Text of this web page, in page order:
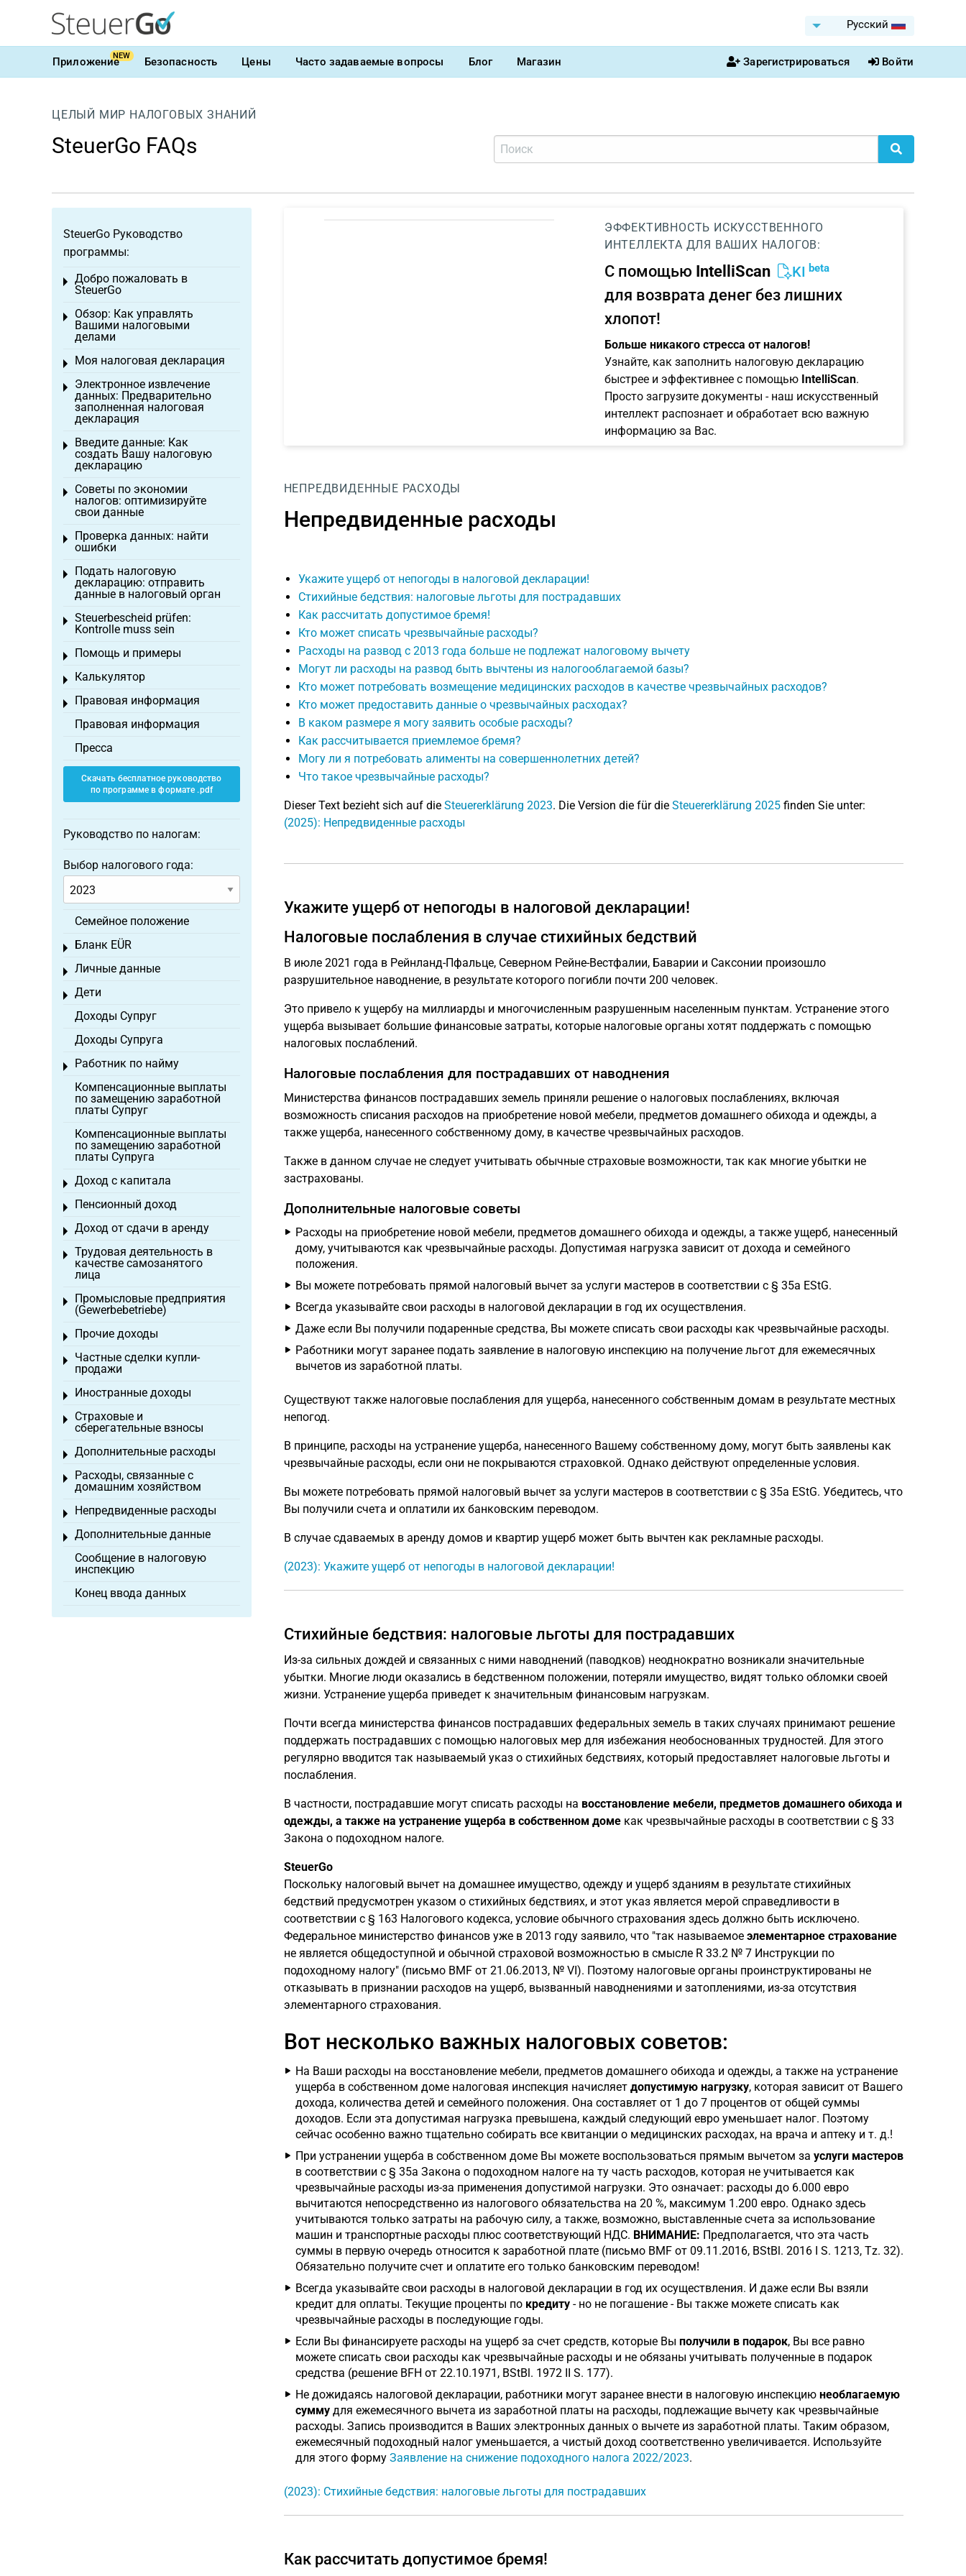
Pусский
ПриложениеNEW Безопасность Цены Часто задаваемые вопросы Блог Магазин Зарегистрироваться Войти
ЦЕЛЫЙ МИР НАЛОГОВЫХ ЗНАНИЙ
SteuerGo FAQs
ЭФФЕКТИВНОСТЬ ИСКУССТВЕННОГО
ИНТЕЛЛЕКТА ДЛЯ ВАШИХ НАЛОГОВ:
С помощью IntelliScan KI beta
для возврата денег без лишних
хлопот!
Больше никакого стресса от налогов!
Узнайте, как заполнить налоговую декларацию
быстрее и эффективнее с помощью IntelliScan.
Просто загрузите документы - наш искусственный
интеллект распознает и обработает всю важную
информацию за Вас.
НЕПРЕДВИДЕННЫЕ РАСХОДЫ
Непредвиденные расходы
Укажите ущерб от непогоды в налоговой декларации!
Стихийные бедствия: налоговые льготы для пострадавших
Как рассчитать допустимое бремя!
Кто может списать чрезвычайные расходы?
Расходы на развод с 2013 года больше не подлежат налоговому вычету
Могут ли расходы на развод быть вычтены из налогооблагаемой базы?
Кто может потребовать возмещение медицинских расходов в качестве чрезвычайных расходов?
Кто может предоставить данные о чрезвычайных расходах?
В каком размере я могу заявить особые расходы?
Как рассчитывается приемлемое бремя?
Могу ли я потребовать алименты на совершеннолетних детей?
Что такое чрезвычайные расходы?
Dieser Text bezieht sich auf die Steuererklärung 2023. Die Version die für die Steuererklärung 2025finden Sie unter:
(2025): Непредвиденные расходы
Укажите ущерб от непогоды в налоговой декларации!
Налоговые послабления в случае стихийных бедствий
В июле 2021 года в Рейнланд-Пфальце, Северном Рейне-Вестфалии, Баварии и Саксонии произошло
разрушительное наводнение, в результате которого погибли почти 200 человек.
Это привело к ущербу на миллиарды и многочисленным разрушенным населенным пунктам. Устранение этого
ущерба вызывает большие финансовые затраты, которые налоговые органы хотят поддержать с помощью
налоговых послаблений.
Налоговые послабления для пострадавших от наводнения
Министерства финансов пострадавших земель приняли решение о налоговых послаблениях, включая
возможность списания расходов на приобретение новой мебели, предметов домашнего обихода и одежды, а
также ущерба, нанесенного собственному дому, в качестве чрезвычайных расходов.
Также в данном случае не следует учитывать обычные страховые возможности, так как многие убытки не
застрахованы.
Дополнительные налоговые советы
Расходы на приобретение новой мебели, предметов домашнего обихода и одежды, а также ущерб, нанесенный
дому, учитываются как чрезвычайные расходы. Допустимая нагрузка зависит от дохода и семейного
положения.
Вы можете потребовать прямой налоговый вычет за услуги мастеров в соответствии с § 35a EStG.
Всегда указывайте свои расходы в налоговой декларации в год их осуществления.
Даже если Вы получили подаренные средства, Вы можете списать свои расходы как чрезвычайные расходы.
Работники могут заранее подать заявление в налоговую инспекцию на получение льгот для ежемесячных
вычетов из заработной платы.
Существуют также налоговые послабления для ущерба, нанесенного собственным домам в результате местных
непогод.
В принципе, расходы на устранение ущерба, нанесенного Вашему собственному дому, могут быть заявлены как
чрезвычайные расходы, если они не покрываются страховкой. Однако действуют определенные условия.
Вы можете потребовать прямой налоговый вычет за услуги мастеров в соответствии с § 35a EStG. Убедитесь, что
Вы получили счета и оплатили их банковским переводом.
В случае сдаваемых в аренду домов и квартир ущерб может быть вычтен как рекламные расходы.
(2023): Укажите ущерб от непогоды в налоговой декларации!
Стихийные бедствия: налоговые льготы для пострадавших
Из-за сильных дождей и связанных с ними наводнений (паводков) неоднократно возникали значительные
убытки. Многие люди оказались в бедственном положении, потеряли имущество, видят только обломки своей
жизни. Устранение ущерба приведет к значительным финансовым нагрузкам.
Почти всегда министерства финансов пострадавших федеральных земель в таких случаях принимают решение
поддержать пострадавших с помощью налоговых мер для избежания необоснованных трудностей. Для этого
регулярно вводится так называемый указ о стихийных бедствиях, который предоставляет налоговые льготы и
послабления.
В частности, пострадавшие могут списать расходы на восстановление мебели, предметов домашнего обихода и
одежды, а также на устранение ущерба в собственном домекак чрезвычайные расходы в соответствии с § 33
Закона о подоходном налоге.
SteuerGo
Поскольку налоговый вычет на домашнее имущество, одежду и ущерб зданиям в результате стихийных
бедствий предусмотрен указом о стихийных бедствиях, и этот указ является мерой справедливости в
соответствии с § 163 Налогового кодекса, условие обычного страхования здесь должно быть исключено.
Федеральное министерство финансов уже в 2013 году заявило, что "так называемое элементарное страхование
не является общедоступной и обычной страховой возможностью в смысле R 33.2 № 7 Инструкции по
подоходному налогу" (письмо BMF от 21.06.2013, № VI). Поэтому налоговые органы проинструктированы не
отказывать в признании расходов на ущерб, вызванный наводнениями и затоплениями, из-за отсутствия
элементарного страхования.
Вот несколько важных налоговых советов:
На Ваши расходы на восстановление мебели, предметов домашнего обихода и одежды, а также на устранение
ущерба в собственном доме налоговая инспекция начисляет допустимую нагрузку, которая зависит от Вашего
дохода, количества детей и семейного положения. Она составляет от 1 до 7 процентов от общей суммы
доходов. Если эта допустимая нагрузка превышена, каждый следующий евро уменьшает налог. Поэтому
сейчас особенно важно тщательно собирать все квитанции о медицинских расходах, на врача и аптеку и т. д.!
При устранении ущерба в собственном доме Вы можете воспользоваться прямым вычетом за услуги мастеров
в соответствии с § 35a Закона о подоходном налоге на ту часть расходов, которая не учитывается как
чрезвычайные расходы из-за применения допустимой нагрузки. Это означает: расходы до 6.000 евро
вычитаются непосредственно из налогового обязательства на 20 %, максимум 1.200 евро. Однако здесь
учитываются только затраты на рабочую силу, а также, возможно, выставленные счета за использование
машин и транспортные расходы плюс соответствующий НДС. ВНИМАНИЕ: Предполагается, что эта часть
суммы в первую очередь относится к заработной плате (письмо BMF от 09.11.2016, BStBl. 2016 I S. 1213, Tz. 32).
Обязательно получите счет и оплатите его только банковским переводом!
Всегда указывайте свои расходы в налоговой декларации в год их осуществления. И даже если Вы взяли
кредит для оплаты. Текущие проценты по кредиту- но не погашение - Вы также можете списать как
чрезвычайные расходы в последующие годы.
Если Вы финансируете расходы на ущерб за счет средств, которые Вы получили в подарок, Вы все равно
можете списать свои расходы как чрезвычайные расходы и не обязаны учитывать полученные в подарок
средства (решение BFH от 22.10.1971, BStBl. 1972 II S. 177).
Не дожидаясь налоговой декларации, работники могут заранее внести в налоговую инспекцию необлагаемую
суммудля ежемесячного вычета из заработной платы на расходы, подлежащие вычету как чрезвычайные
расходы. Запись производится в Ваших электронных данных о вычете из заработной платы. Таким образом,
ежемесячный подоходный налог уменьшается, а чистый доход соответственно увеличивается. Используйте
для этого форму Заявление на снижение подоходного налога 2022/2023.
(2023): Стихийные бедствия: налоговые льготы для пострадавших
Как рассчитать допустимое бремя!
SteuerGo Руководство
программы:
Добро пожаловать в
SteuerGo
Toggle menu
Обзор: Как управлять
Вашими налоговыми
делами
Toggle menu
Моя налоговая декларация
Toggle menu
Электронное извлечение
данных: Предварительно
заполненная налоговая
декларация
Toggle menu
Введите данные: Как
создать Вашу налоговую
декларацию
Toggle menu
Советы по экономии
налогов: оптимизируйте
свои данные
Toggle menu
Проверка данных: найти
ошибки
Toggle menu
Подать налоговую
декларацию: отправить
данные в налоговый орган
Toggle menu
Steuerbescheid prüfen:
Kontrolle muss sein
Toggle menu
Помощь и примеры
Toggle menu
Калькулятор
Toggle menu
Правовая информация
Toggle menu
Правовая информация
Пресса
Скачать бесплатное руководство
по программе в формате .pdf
Руководство по налогам:
Выбор налогового года:
Семейное положение
Бланк EÜR
Toggle menu
Личные данные
Toggle menu
Дети
Toggle menu
Доходы Супруг
Доходы Супруга
Работник по найму
Toggle menu
Компенсационные выплаты
по замещению заработной
платы Супруг
Компенсационные выплаты
по замещению заработной
платы Супруга
Доход с капитала
Toggle menu
Пенсионный доход
Toggle menu
Доход от сдачи в аренду
Toggle menu
Трудовая деятельность в
качестве самозанятого
лица
Toggle menu
Промысловые предприятия
(Gewerbebetriebe)
Toggle menu
Прочие доходы
Toggle menu
Частные сделки купли-
продажи
Toggle menu
Иностранные доходы
Toggle menu
Страховые и
сберегательные взносы
Toggle menu
Дополнительные расходы
Toggle menu
Расходы, связанные с
домашним хозяйством
Toggle menu
Непредвиденные расходы
Toggle menu
Дополнительные данные
Toggle menu
Сообщение в налоговую
инспекцию
Конец ввода данных